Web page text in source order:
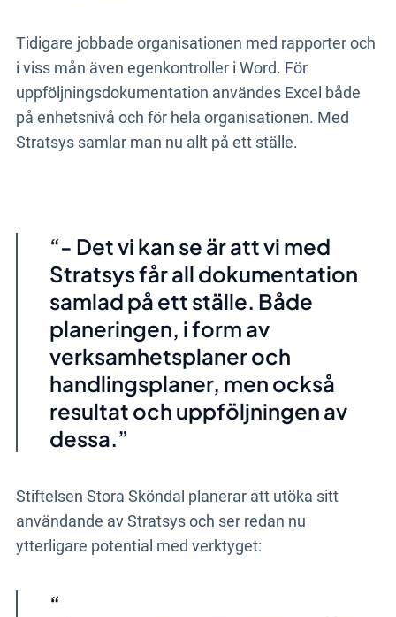
Tidigare jobbade organisationen med rapporter och
i viss mån även egenkontroller i Word. För
uppföljningsdokumentation användes Excel både
på enhetsnivå och för hela organisationen. Med
Stratsys samlar man nu allt på ett ställe.
- Det vi kan se är att vi med
Stratsys får all dokumentation
samlad på ett ställe. Både
planeringen, i form av
verksamhetsplaner och
handlingsplaner, men också
resultat och uppföljningen av
dessa.
Stiftelsen Stora Sköndal planerar att utöka sitt
användande av Stratsys och ser redan nu
ytterligare potential med verktyget: